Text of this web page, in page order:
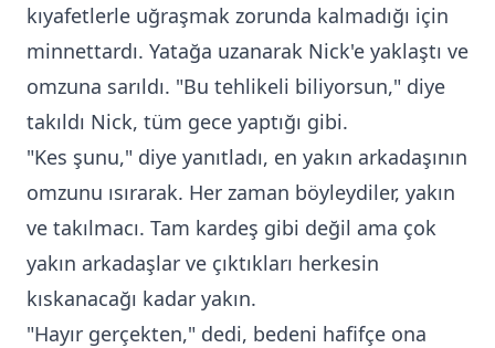
kıyafetlerle uğraşmak zorunda kalmadığı için
minnettardı. Yatağa uzanarak Nick'e yaklaştı ve
omzuna sarıldı. "Bu tehlikeli biliyorsun," diye
takıldı Nick, tüm gece yaptığı gibi.
"Kes şunu," diye yanıtladı, en yakın arkadaşının
omzunu ısırarak. Her zaman böyleydiler, yakın
ve takılmacı. Tam kardeş gibi değil ama çok
yakın arkadaşlar ve çıktıkları herkesin
kıskanacağı kadar yakın.
"Hayır gerçekten," dedi, bedeni hafifçe ona